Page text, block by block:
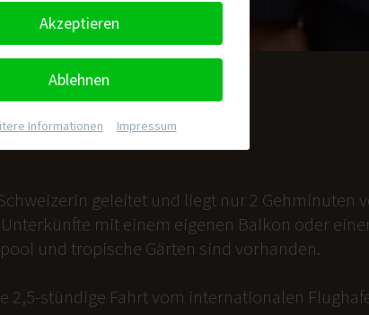
geleitet und liegt nur 2 Gehminuten
mit einem eigenen Balkon oder
und tropische Gärten sind vorhanden.
2,5-stündige Fahrt vom internationalen
Akzeptieren
Ablehnen
Informationen Impressum